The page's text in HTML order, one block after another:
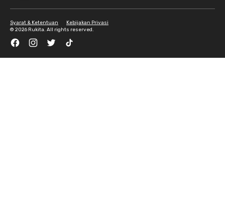
© 2026 Rukita. All rights reserved.
Syarat & Ketentuan Kebijakan Privasi
FacebookInstagramTwitter TikTok